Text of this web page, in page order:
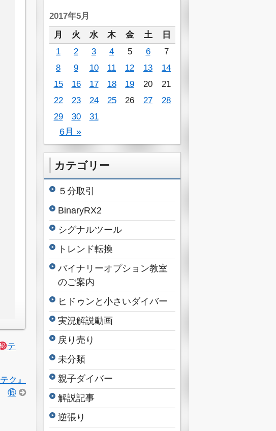
テ
テク』
⑮
2017年5月
月
火 水 木 金 土
日
1
2 3 4 5 6
7
8
9 10 11 12 13
14
15
16 17 18 19 20
21
22
23 24 25 26 27
28
29
30 31
6月 »
カテゴリー
５分取引
BinaryRX2
シグナルツール
トレンド転換
バイナリーオプション教室
のご案内
ヒドゥンと小さいダイバー
実況解説動画
戻り売り
未分類
親子ダイバー
解説記事
逆張り